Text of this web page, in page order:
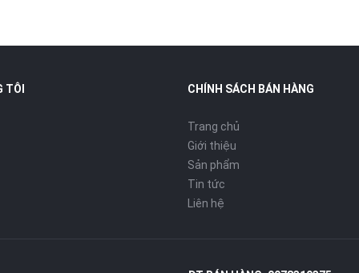
TÔI CHÍNH SÁCH BÁN HÀNG
Trang chủ
Giới thiệu
Sản phẩm
Tin tức
Liên hệ